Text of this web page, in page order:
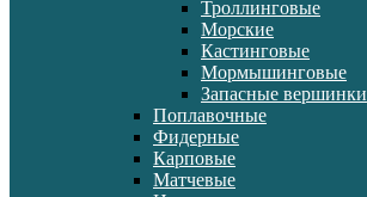
Троллинговые
Морские
Кастинговые
Мормышинговые
Запасные вершинки
Поплавочные
Фидерные
Карповые
Матчевые